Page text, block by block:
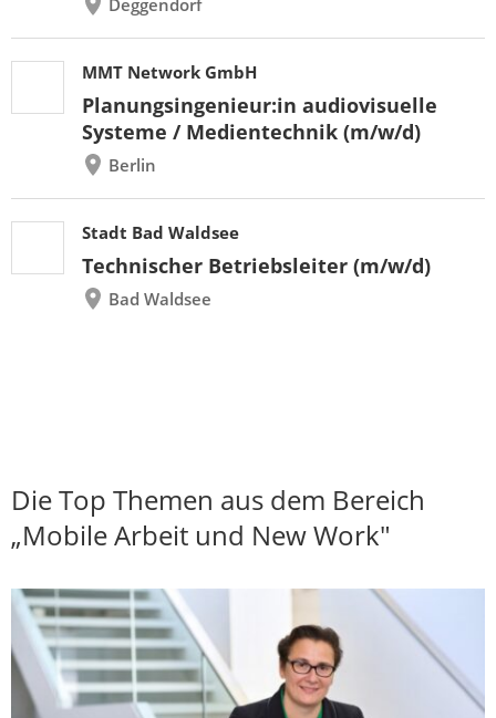
MMT Network GmbH
Planungsingenieur:in audiovisuelle
Systeme / Medientechnik (m/w/d)
Berlin
Stadt Bad Waldsee
Technischer Betriebsleiter (m/w/d)
Bad Waldsee
Die Top Themen aus dem Bereich
„Mobile Arbeit und New Work"